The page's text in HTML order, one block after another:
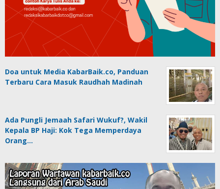
Doa untuk Media KabarBaik.co, Panduan
Terbaru Cara Masuk Raudhah Madinah
Ada Pungli Jemaah Safari Wukuf?, Wakil
Kepala BP Haji: Kok Tega Memperdaya
Orang…